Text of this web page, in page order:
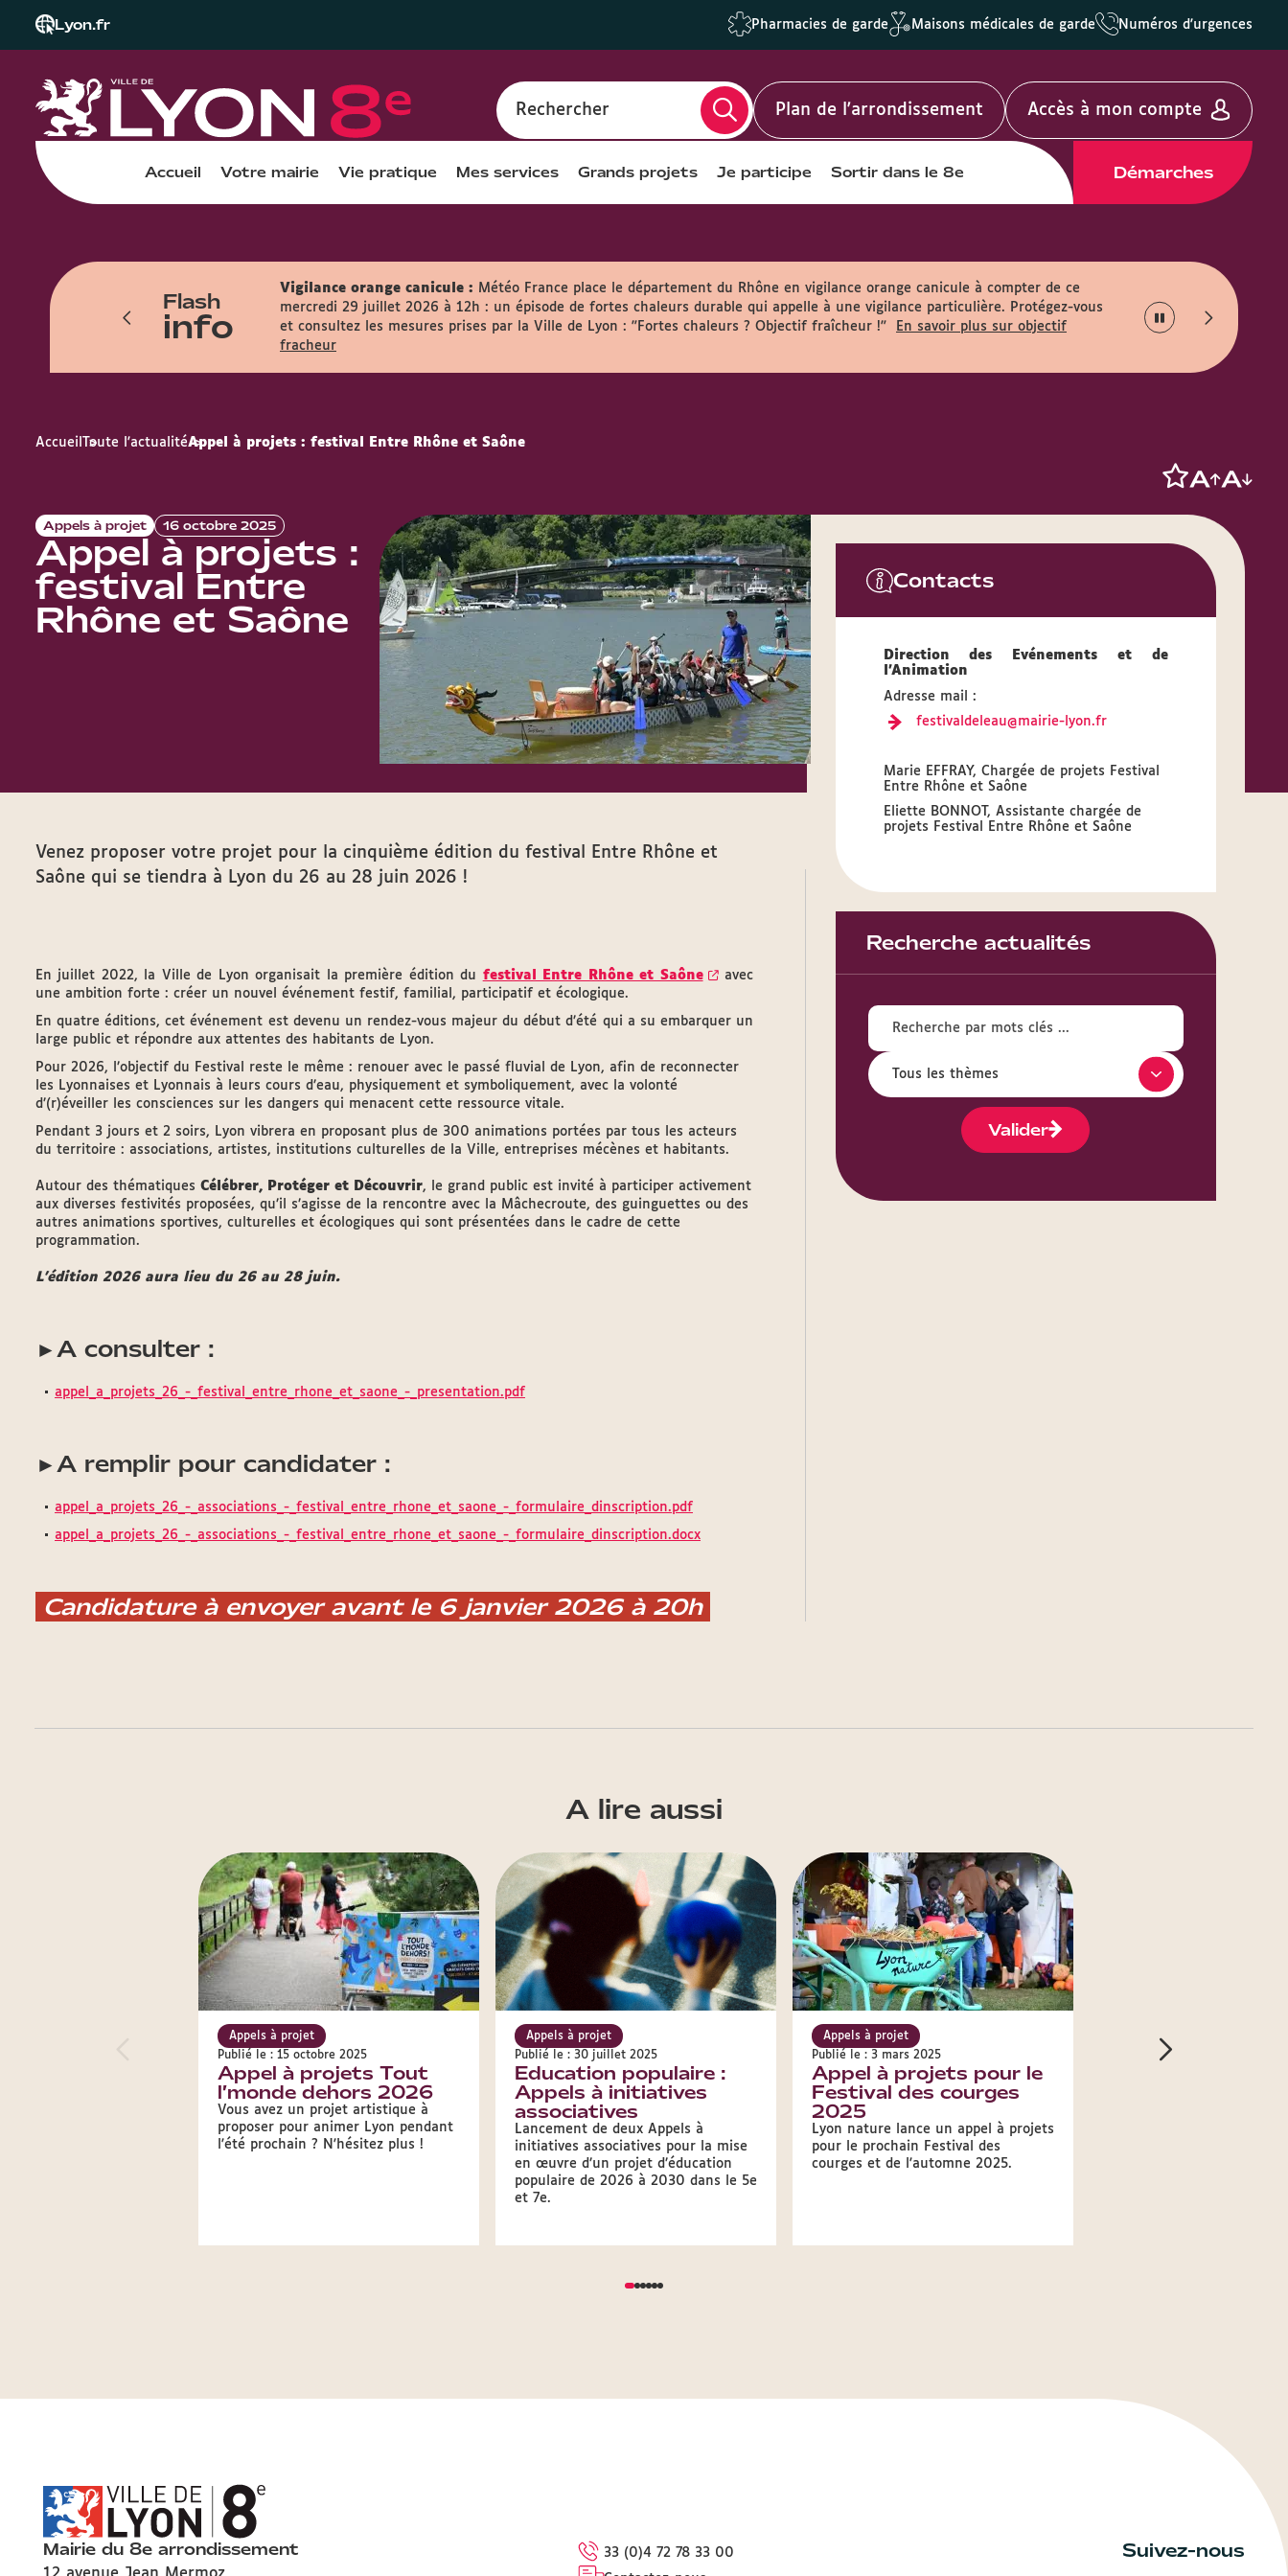
Lyon.fr Pharmacies de garde Maisons médicales de garde Numéros d'urgences
Rechercher Plan de l'arrondissement Accès à mon compte
Accueil Votre mairie Vie pratique Mes services Grands projets Je participe Sortir dans le 8e Démarches
Flash
info
et accueille le public entre 7h45 et
Vigilance orange canicule : Météo France place le département du Rhône en vigilance orange canicule à compter de ce
mercredi 29 juillet 2026 à 12h : un épisode de fortes chaleurs durable qui appelle à une vigilance particulière. Protégez-vous
et consultez les mesures prises par la Ville de Lyon : "Fortes chaleurs ? Objectif fraîcheur !"
En savoir plus sur objectif
fracheur
Accueil Toute l'actualitéAppel à projets : festival Entre Rhône et Saône
Appels à projet 16 octobre 2025
Appel à projets :
festival Entre
Rhône et Saône
Venez proposer votre projet pour la cinquième édition du festival Entre Rhône et
Saône qui se tiendra à Lyon du 26 au 28 juin 2026 !
En juillet 2022, la Ville de Lyon organisait la première édition du festival Entre Rhône et Saône
avec
une ambition forte : créer un nouvel événement festif, familial, participatif et écologique.
En quatre éditions, cet événement est devenu un rendez-vous majeur du début d’été qui a su embarquer un
large public et répondre aux attentes des habitants de Lyon.
Pour 2026, l’objectif du Festival reste le même : renouer avec le passé fluvial de Lyon, afin de reconnecter
les Lyonnaises et Lyonnais à leurs cours d’eau, physiquement et symboliquement, avec la volonté
d’(r)éveiller les consciences sur les dangers qui menacent cette ressource vitale.
Pendant 3 jours et 2 soirs, Lyon vibrera en proposant plus de 300 animations portées par tous les acteurs
du territoire : associations, artistes, institutions culturelles de la Ville, entreprises mécènes et habitants.
Autour des thématiques Célébrer, Protéger et Découvrir, le grand public est invité à participer activement
aux diverses festivités proposées, qu’il s’agisse de la rencontre avec la Mâchecroute, des guinguettes ou des
autres animations sportives, culturelles et écologiques qui sont présentées dans le cadre de cette
programmation.
L’édition 2026 aura lieu du 26 au 28 juin.
► A consulter :
appel_a_projets_26_-_festival_entre_rhone_et_saone_-_presentation.pdf
► A remplir pour candidater :
appel_a_projets_26_-_associations_-_festival_entre_rhone_et_saone_-_formulaire_dinscription.pdf
appel_a_projets_26_-_associations_-_festival_entre_rhone_et_saone_-_formulaire_dinscription.docx
Candidature à envoyer avant le 6 janvier 2026 à 20h
Contacts
Direction des Evénements et de
l’Animation
Adresse mail :
festivaldeleau@mairie-lyon.fr
Marie EFFRAY, Chargée de projets Festival
Entre Rhône et Saône
Eliette BONNOT, Assistante chargée de
projets Festival Entre Rhône et Saône
Recherche actualités
Valider
A lire aussi
Appels à projet
Publié le : 15 octobre 2025
Appel à projets Tout
l’monde dehors 2026
Vous avez un projet artistique à
proposer pour animer Lyon pendant
l'été prochain ? N'hésitez plus !
Appels à projet
Publié le : 30 juillet 2025
Education populaire :
Appels à initiatives
associatives
Lancement de deux Appels à
initiatives associatives pour la mise
en œuvre d’un projet d’éducation
populaire de 2026 à 2030 dans le 5e
et 7e.
Appels à projet
Publié le : 3 mars 2025
Appel à projets pour le
Festival des courges
2025
Lyon nature lance un appel à projets
pour le prochain Festival des
courges et de l'automne 2025.
Appels à projet
Publié le : 3 mars 2025
Mairie du 8e arrondissement
33 (0)4 72 78 33 00
Suivez-nous